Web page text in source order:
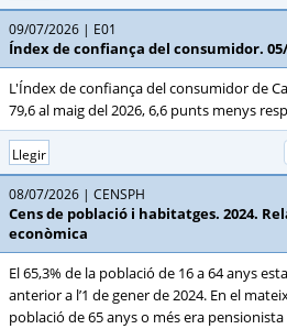
09/07/2026 E01
Índex de confiança del consumidor.
L'Índex de confiança del consumidor de
79,6 al maig del 2026, 6,6 punts menys
Llegir
08/07/2026 CENSPH
Cens de població i habitatges. 2024.
econòmica
El 65,3% de la població de 16 a 64 anys
anterior a l’1 de gener de 2024. En el
població de 65 anys o més era